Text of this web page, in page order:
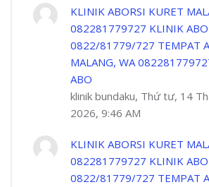
KLINIK ABORSI KURET
082281779727 KLINIK
0822/81779/727 TEMPAT
MALANG, WA
ABO
klinik bundaku, Thứ tư, 14
2026, 9:46 AM
KLINIK ABORSI KURET
082281779727 KLINIK
0822/81779/727 TEMPAT